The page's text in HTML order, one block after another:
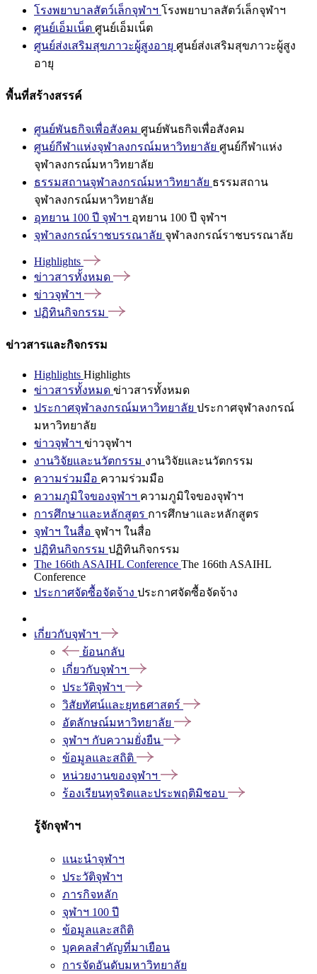
โรงพยาบาลสัตว์เล็กจุฬาฯ โรงพยาบาลสัตว์เล็กจุฬาฯ
ศูนย์เอ็มเน็ต ศูนย์เอ็มเน็ต
ศูนย์ส่งเสริมสุขภาวะผู้สูงอายุ ศูนย์ส่งเสริมสุขภาวะผู้สูง
อายุ
พื้นที่สร้างสรรค์
ศูนย์พันธกิจเพื่อสังคม ศูนย์พันธกิจเพื่อสังคม
ศูนย์กีฬาแห่งจุฬาลงกรณ์มหาวิทยาลัย ศูนย์กีฬาแห่ง
จุฬาลงกรณ์มหาวิทยาลัย
ธรรมสถานจุฬาลงกรณ์มหาวิทยาลัย ธรรมสถาน
จุฬาลงกรณ์มหาวิทยาลัย
อุทยาน 100 ปี จุฬาฯ อุทยาน 100 ปี จุฬาฯ
จุฬาลงกรณ์ราชบรรณาลัย จุฬาลงกรณ์ราชบรรณาลัย
Highlights
ข่าวสารทั้งหมด
ข่าวจุฬาฯ
ปฏิทินกิจกรรม
ข่าวสารและกิจกรรม
Highlights Highlights
ข่าวสารทั้งหมด ข่าวสารทั้งหมด
ประกาศจุฬาลงกรณ์มหาวิทยาลัย ประกาศจุฬาลงกรณ์
มหาวิทยาลัย
ข่าวจุฬาฯ ข่าวจุฬาฯ
งานวิจัยและนวัตกรรม งานวิจัยและนวัตกรรม
ความร่วมมือ ความร่วมมือ
ความภูมิใจของจุฬาฯ ความภูมิใจของจุฬาฯ
การศึกษาและหลักสูตร การศึกษาและหลักสูตร
จุฬาฯ ในสื่อ จุฬาฯ ในสื่อ
ปฏิทินกิจกรรม ปฏิทินกิจกรรม
The 166th ASAIHL Conference The 166th ASAIHL
Conference
ประกาศจัดซื้อจัดจ้าง ประกาศจัดซื้อจัดจ้าง
เกี่ยวกับจุฬาฯ
ย้อนกลับ
เกี่ยวกับจุฬาฯ
ประวัติจุฬาฯ
วิสัยทัศน์และยุทธศาสตร์
อัตลักษณ์มหาวิทยาลัย
จุฬาฯ กับความยั่งยืน
ข้อมูลและสถิติ
หน่วยงานของจุฬาฯ
ร้องเรียนทุจริตและประพฤติมิชอบ
รู้จักจุฬาฯ
แนะนำจุฬาฯ
ประวัติจุฬาฯ
ภารกิจหลัก
จุฬาฯ 100 ปี
ข้อมูลและสถิติ
บุคคลสำคัญที่มาเยือน
การจัดอันดับมหาวิทยาลัย